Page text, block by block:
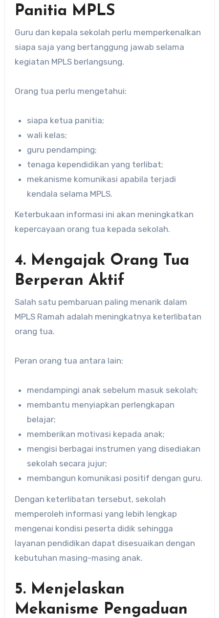
Panitia MPLS
Guru dan kepala sekolah perlu memperkenalkan
siapa saja yang bertanggung jawab selama
kegiatan MPLS berlangsung.
Orang tua perlu mengetahui:
siapa ketua panitia;
wali kelas;
guru pendamping;
tenaga kependidikan yang terlibat;
mekanisme komunikasi apabila terjadi
kendala selama MPLS.
Keterbukaan informasi ini akan meningkatkan
kepercayaan orang tua kepada sekolah.
4. Mengajak Orang Tua
Berperan Aktif
Salah satu pembaruan paling menarik dalam
MPLS Ramah adalah meningkatnya keterlibatan
orang tua.
Peran orang tua antara lain:
mendampingi anak sebelum masuk sekolah;
membantu menyiapkan perlengkapan
belajar;
memberikan motivasi kepada anak;
mengisi berbagai instrumen yang disediakan
sekolah secara jujur;
membangun komunikasi positif dengan guru.
Dengan keterlibatan tersebut, sekolah
memperoleh informasi yang lebih lengkap
mengenai kondisi peserta didik sehingga
layanan pendidikan dapat disesuaikan dengan
kebutuhan masing-masing anak.
5. Menjelaskan
Mekanisme Pengaduan